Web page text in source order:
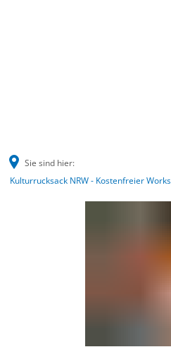
Sie sind hier:
Kulturrucksack NRW - Kostenfreier